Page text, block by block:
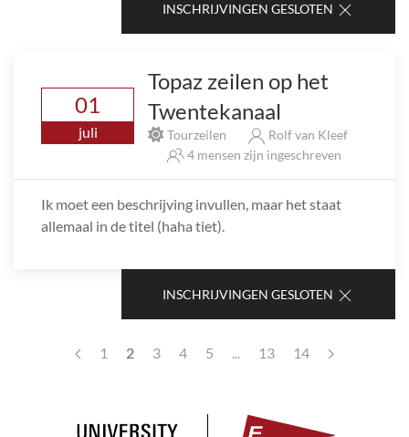
INSCHRIJVINGEN GESLOTEN
01
juli
Topaz zeilen op het
Twentekanaal
Tourzeilen
Rolf van Kleef
4 mensen zijn ingeschreven
Ik moet een beschrijving invullen, maar het staat
allemaal in de titel (haha tiet).
INSCHRIJVINGEN GESLOTEN
1 2 3 4 5 ... 13 14